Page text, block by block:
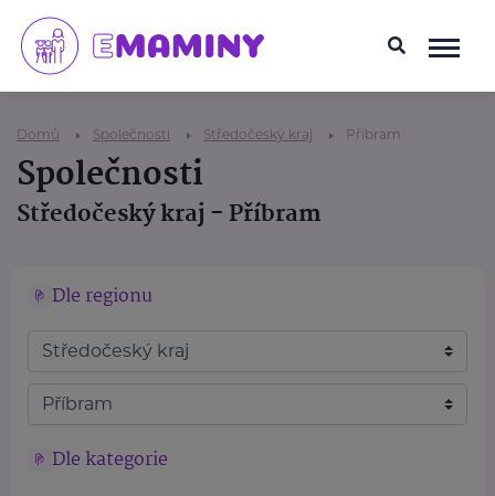
Domů Společnosti Středočeský kraj Příbram
Společnosti
Středočeský kraj - Příbram
Dle regionu
Dle kategorie